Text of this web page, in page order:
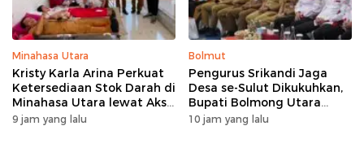
Minahasa Utara
Kristy Karla Arina Perkuat
Ketersediaan Stok Darah di
Minahasa Utara lewat Aksi
Donor Massal di Wori
9 jam yang lalu
Bolmut
Pengurus Srikandi Jaga
Desa se-Sulut Dikukuhkan,
Bupati Bolmong Utara
Sampaikan Pesan ini
10 jam yang lalu